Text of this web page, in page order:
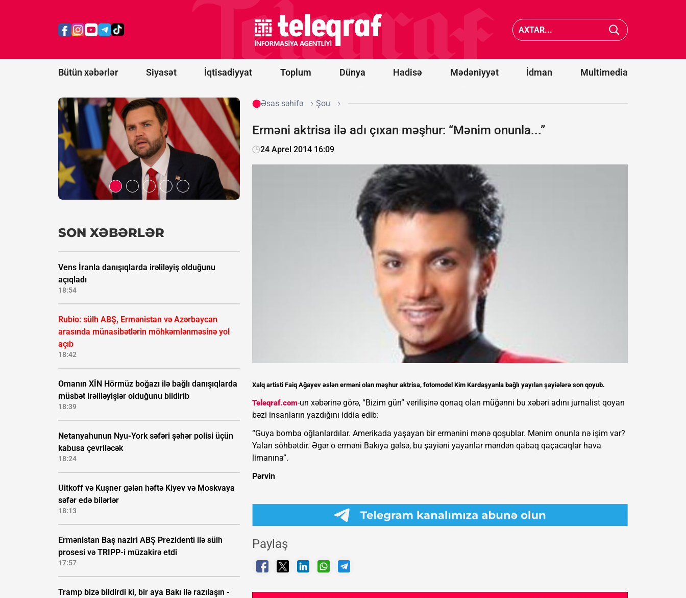
Bütün xəbərlər Siyasət İqtisadiyyat Toplum Dünya Hadisə Mədəniyyət İdman Multimedia
danışıqlarda
açıqladı
ki, bir
aya Bakı
ilə
razılaşın
-
Pezeşkian:
ABŞ ilə
pozuldu
SON XƏBƏRLƏR
Vens İranla danışıqlarda irəliləyiş olduğunu
açıqladı
18:54
Rubio: sülh ABŞ, Ermənistan və Azərbaycan
arasında münasibətlərin möhkəmlənməsinə yol
açıb
18:42
Omanın XİN Hörmüz boğazı ilə bağlı danışıqlarda
müsbət irəliləyişlər olduğunu bildirib
18:39
Netanyahunun Nyu-York səfəri şəhər polisi üçün
kabusa çevriləcək
18:24
Uitkoff və Kuşner gələn həftə Kiyev və Moskvaya
səfər edə bilərlər
18:13
Ermənistan Baş naziri ABŞ Prezidenti ilə sülh
prosesi və TRIPP-i müzakirə etdi
17:57
Tramp bizə bildirdi ki, bir aya Bakı ilə razılaşın -
Əsas səhifə Şou
Erməni aktrisa ilə adı çıxan məşhur: “Mənim onunla...”
24 Aprel 2014 16:09
Xalq artisti Faiq Ağayev əslən erməni olan məşhur aktrisa, fotomodel Kim Kardaşyanla bağlı yayılan şayiələrə son qoyub.
Teleqraf.com-un xəbərinə görə, “Bizim gün” verilişinə qonaq olan müğənni bu xəbəri adını jurnalist qoyan
bəzi insanların yazdığını iddia edib:
“Guya bomba oğlanlardılar. Amerikada yaşayan bir ermənini mənə qoşublar. Mənim onunla nə işim var?
Yalan söhbətdir. Əgər o erməni Bakıya gəlsə, bu şayiəni yayanlar məndən qabaq qaçacaqlar hava
limanına”.
Pərvin
Paylaş